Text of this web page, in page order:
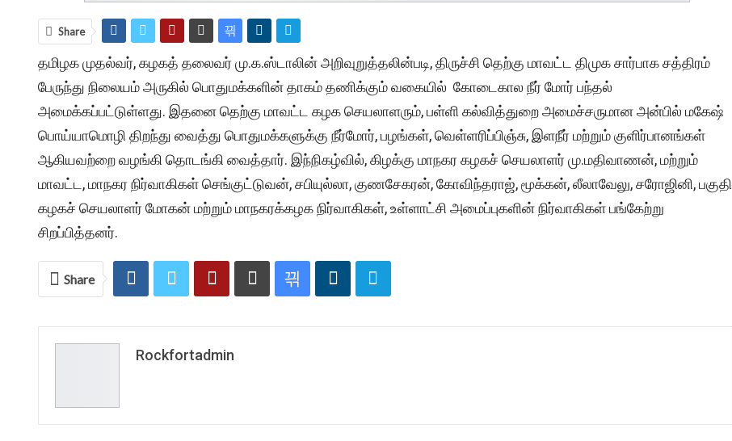
Share
தமிழக முதல்வர், கழகத் தலைவர் மு.க.ஸ்டாலின் அறிவுறுத்தலின்படி, திருச்சி தெற்கு மாவட்ட திமுக சார்பாக சத்திரம்
பேருந்து நிலையம் அருகில் பொதுமக்களின் தாகம் தணிக்கும் வகையில் கோடைகால நீர் மோர் பந்தல்
அமைக்கப்பட்டுள்ளது. இதனை தெற்கு மாவட்ட கழக செயலாளரும், பள்ளி கல்வித்துறை அமைச்சருமான அன்பில் மகேஷ்
பொய்யாமொழி திறந்து வைத்து பொதுமக்களுக்கு நீர்மோர், பழங்கள், வெள்ளரிப்பிஞ்சு, இளநீர் மற்றும் குளிர்பானங்கள்
ஆகியவற்றை வழங்கி தொடங்கி வைத்தார். இந்நிகழ்வில், கிழக்கு மாநகர கழகச் செயலாளர் மு.மதிவாணன், மற்றும்
மாவட்ட, மாநகர நிர்வாகிகள் செங்குட்டுவன், சபியுல்லா, குணசேகரன், கோவிந்தராஜ், மூக்கன், லீலாவேலு, சரோஜினி, பகுதி
கழகச் செயலாளர் மோகன் மற்றும் மாநகரக்கழக நிர்வாகிகள், உள்ளாட்சி அமைப்புகளின் நிர்வாகிகள் பங்கேற்று
சிறப்பித்தனர்.
Share
Rockfortadmin